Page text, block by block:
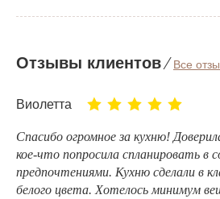
Отзывы клиентов⁄Все
Виолетта
Спасибо огромное за кухню!
кое-что попросила спланировать в
предпочтениями. Кухню сделали в
белого цвета. Хотелось минимум